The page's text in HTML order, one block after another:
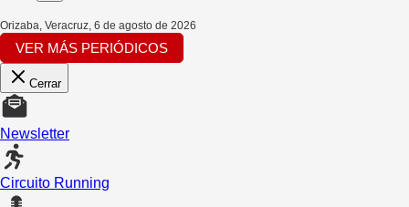
Orizaba, Veracruz, 6 de agosto de 2026
VER MÁS PERIÓDICOS
Cerrar
Newsletter
Circuito Running